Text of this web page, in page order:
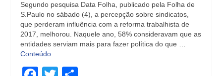
Segundo pesquisa Data Folha, publicado pela Folha de
S.Paulo no sábado (4), a percepção sobre sindicatos,
que perderam influência com a reforma trabalhista de
2017, melhorou. Naquele ano, 58% consideravam que as
entidades serviam mais para fazer política do que …
Conteúdo